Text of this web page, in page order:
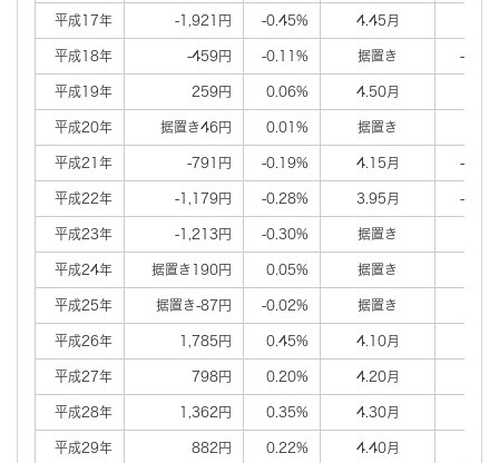
平成17年 -1,921円 -0.45% 4.45月
平成18年 -459円 -0.11% 据置き -0.01
平成19年 259円 0.06% 4.50月
平成20年 据置き46円 0.01% 据置き
平成21年 -791円 -0.19% 4.15月 -0.35
平成22年 -1,179円 -0.28% 3.95月 -0.20
平成23年 -1,213円 -0.30% 据置き
平成24年 据置き190円 0.05% 据置き
平成25年 据置き-87円 -0.02% 据置き
平成26年 1,785円 0.45% 4.10月
平成27年 798円 0.20% 4.20月
平成28年 1,362円 0.35% 4.30月
平成29年 882円 0.22% 4.40月